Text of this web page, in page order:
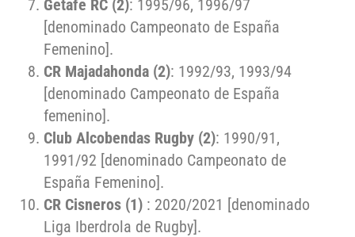
Getafe RC (2): 1995/96, 1996/97
[denominado Campeonato de España
Femenino].
CR Majadahonda (2): 1992/93, 1993/94
[denominado Campeonato de España
femenino].
Club Alcobendas Rugby (2): 1990/91,
1991/92 [denominado Campeonato de
España Femenino].
CR Cisneros (1) : 2020/2021 [denominado
Liga Iberdrola de Rugby].